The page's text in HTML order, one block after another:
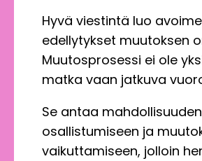
Hyvä viestintä luo
edellytykset muutoksen
Muutosprosessi ei ole
matka vaan jatkuva
Se antaa
osallistumiseen ja
vaikuttamiseen, jolloin